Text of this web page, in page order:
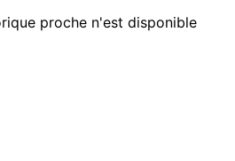
proche n'est disponible